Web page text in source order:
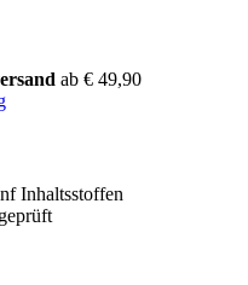
ab € 49,90
Inhaltsstoffen